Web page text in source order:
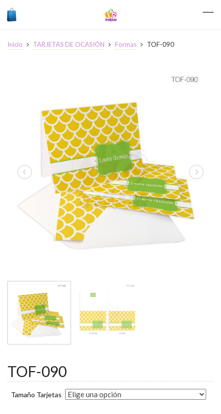
Inicio TARJETAS DE OCASIÓN Formas TOF-090
TOF-090
Tamaño Tarjetas